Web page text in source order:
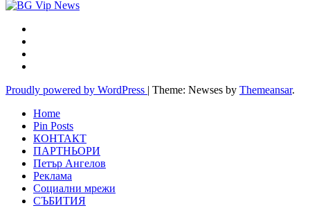
Proudly powered by WordPress | Theme: Newses by Themeansar.
Home
Pin Posts
КОНТАКТ
ПАРТНЬОРИ
Петър Ангелов
Реклама
Социални мрежи
СЪБИТИЯ